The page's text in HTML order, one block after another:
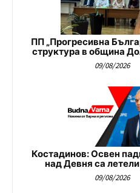
ПП „Прогресивна
структура в община
09/08/2026
Костадинов: Освен
над Девня са
09/08/2026